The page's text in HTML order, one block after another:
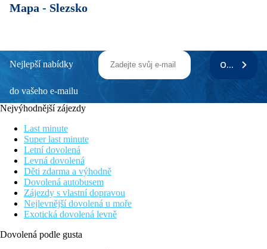
Mapa - Slezsko
Nejlepší nabídky
do vašeho e-mailu
ODEBÍRAT
Nejvýhodnější zájezdy
Last minute
Super last minute
Letní dovolená
Levná dovolená
Děti zdarma a výhodně
Dovolená autobusem
Zájezdy s vlastní dopravou
Nejlevnější dovolená u moře
Exotická dovolená levně
Dovolená podle gusta